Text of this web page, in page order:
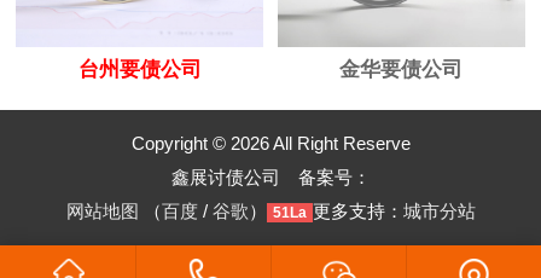
台州要债公司 金华要债公司
Copyright © 2026 All Right Reserve
鑫展讨债公司 备案号：
网站地图 （百度/ 谷歌） 51La 更多支持： 城市分站